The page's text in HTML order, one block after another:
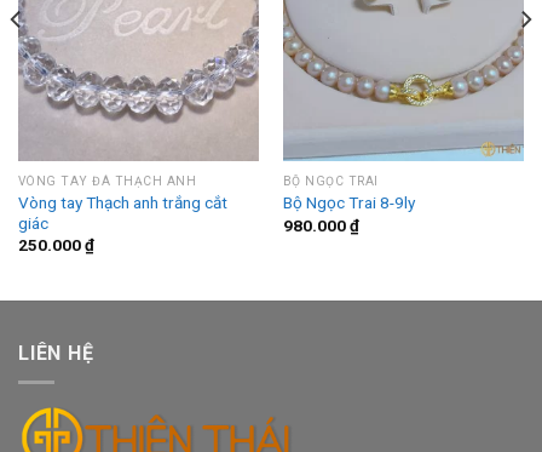
VÒNG TAY ĐÁ THẠCH ANH
Vòng tay Thạch anh trắng cắt
giác
250.000₫
BỘ NGỌC TRAI
Bộ Ngọc Trai 8-9ly
980.000₫
LIÊN HỆ